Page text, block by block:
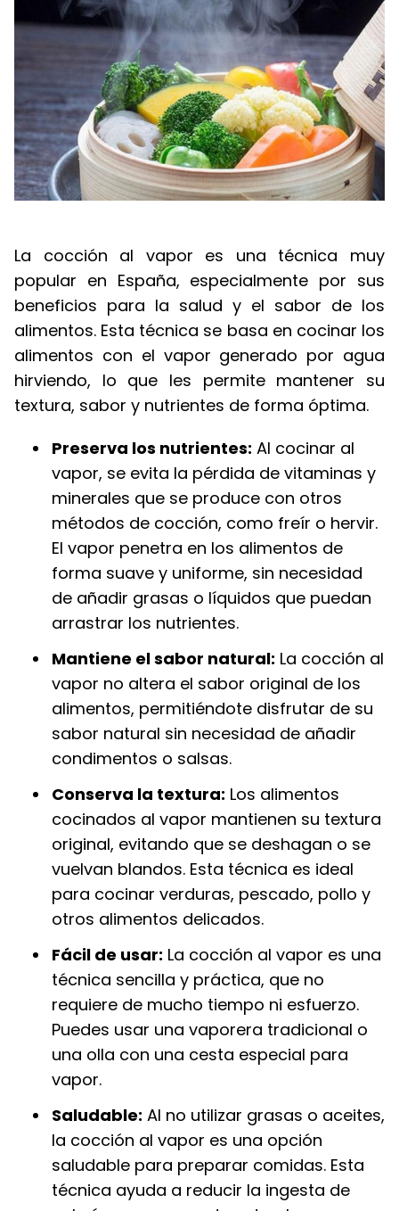
La cocción al vapor es una técnica muy
popular en España, especialmente por sus
beneficios para la salud y el sabor de los
alimentos. Esta técnica se basa en cocinar los
alimentos con el vapor generado por agua
hirviendo, lo que les permite mantener su
textura, sabor y nutrientes de forma óptima.
Preserva los nutrientes: Al cocinar al
vapor, se evita la pérdida de vitaminas y
minerales que se produce con otros
métodos de cocción, como freír o hervir.
El vapor penetra en los alimentos de
forma suave y uniforme, sin necesidad
de añadir grasas o líquidos que puedan
arrastrar los nutrientes.
Mantiene el sabor natural: La cocción al
vapor no altera el sabor original de los
alimentos, permitiéndote disfrutar de su
sabor natural sin necesidad de añadir
condimentos o salsas.
Conserva la textura: Los alimentos
cocinados al vapor mantienen su textura
original, evitando que se deshagan o se
vuelvan blandos. Esta técnica es ideal
para cocinar verduras, pescado, pollo y
otros alimentos delicados.
Fácil de usar: La cocción al vapor es una
técnica sencilla y práctica, que no
requiere de mucho tiempo ni esfuerzo.
Puedes usar una vaporera tradicional o
una olla con una cesta especial para
vapor.
Saludable: Al no utilizar grasas o aceites,
la cocción al vapor es una opción
saludable para preparar comidas. Esta
técnica ayuda a reducir la ingesta de